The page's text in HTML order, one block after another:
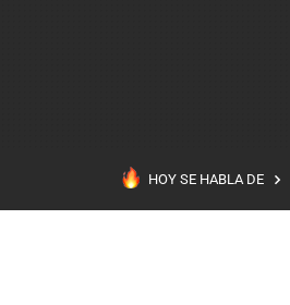
HOY SE HABLA DE